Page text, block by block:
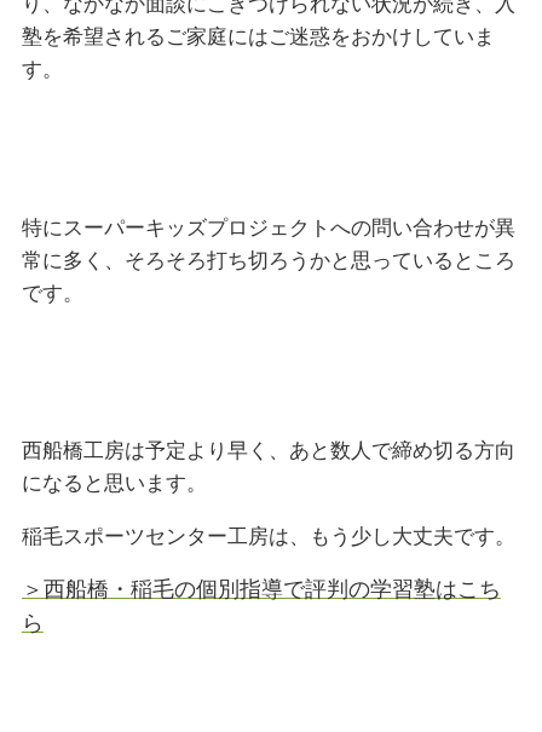
り、なかなか面談にこぎつけられない状況が続き、入
塾を希望されるご家庭にはご迷惑をおかけしていま
す。
特にスーパーキッズプロジェクトへの問い合わせが異
常に多く、そろそろ打ち切ろうかと思っているところ
です。
西船橋工房は予定より早く、あと数人で締め切る方向
になると思います。
稲毛スポーツセンター工房は、もう少し大丈夫です。
＞西船橋・稲毛の個別指導で評判の学習塾はこち
ら